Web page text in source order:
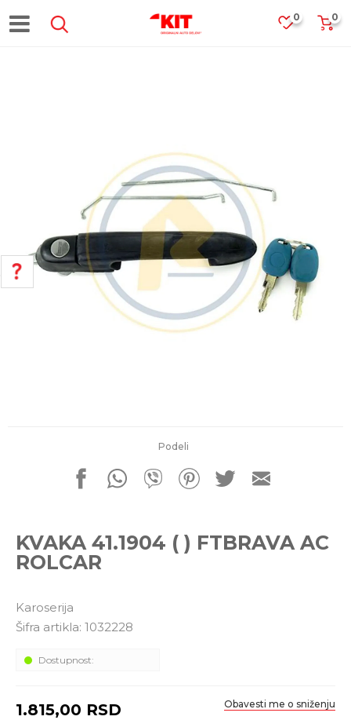
0
0
Podeli
KVAKA 41.1904 ( ) FTBRAVA AC
ROLCAR
Karoserija
Šifra artikla: 1032228
Dostupnost:
1.815,00 RSD Obavesti me o sniženju
POMOĆ PRI KUPOVINI
Pišite nam
office@kitcommerce.rs